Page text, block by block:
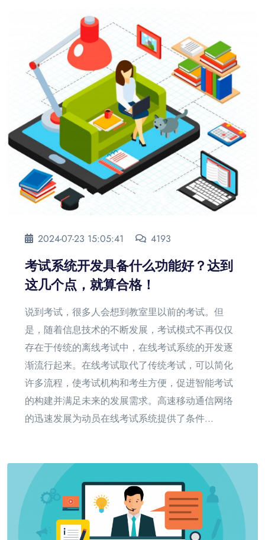
2024-07-23 15:05:41 4193
考试系统开发具备什么功能好？达到
这几个点，就算合格！
说到考试，很多人会想到教室里以前的考试。但
是，随着信息技术的不断发展，考试模式不再仅仅
存在于传统的离线考试中，在线考试系统的开发逐
渐流行起来。在线考试取代了传统考试，可以简化
许多流程，使考试机构和考生方便，促进智能考试
的构建并满足未来的发展需求。高速移动通信网络
的迅速发展为动员在线考试系统提供了条件...